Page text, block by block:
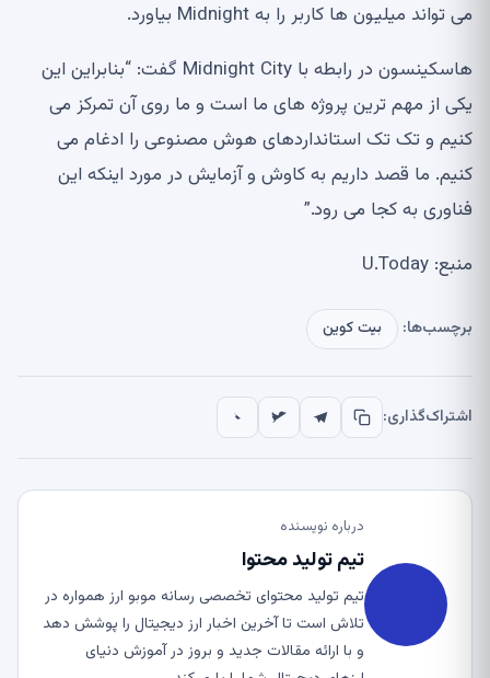
می تواند میلیون ها کاربر را به Midnight بیاورد.
هاسکینسون در رابطه با Midnight City گفت: “بنابراین این
یکی از مهم ترین پروژه های ما است و ما روی آن تمرکز می
کنیم و تک تک استانداردهای هوش مصنوعی را ادغام می
کنیم. ما قصد داریم به کاوش و آزمایش در مورد اینکه این
فناوری به کجا می رود.”
منبع: U.Today
برچسب‌ها: بیت کوین
اشتراک‌گذاری:
درباره نویسنده
تیم تولید محتوا
تیم تولید محتوای تخصصی رسانه موبو ارز همواره در
تلاش است تا آخرین اخبار ارز دیجیتال را پوشش دهد
و با ارائه مقالات جدید و بروز در آموزش دنیای